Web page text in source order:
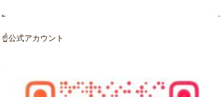
☝公式アカウント